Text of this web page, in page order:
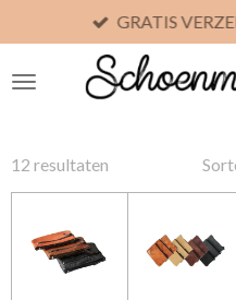
direct
naar
GRATIS
12 resultaten